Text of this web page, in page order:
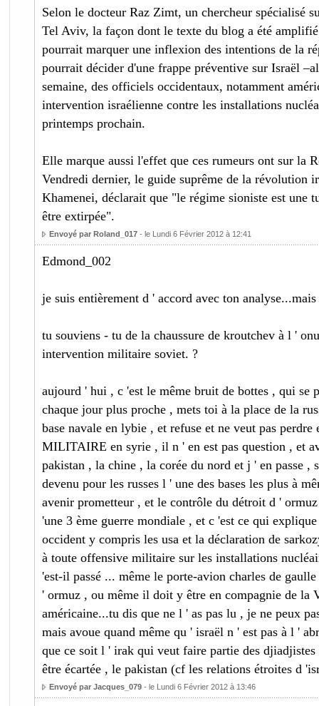
Selon le docteur Raz Zimt, un chercheur spécialisé
Tel Aviv, la façon dont le texte du blog a été
pourrait marquer une inflexion des intentions de la
pourrait décider d'une frappe préventive sur Israël
semaine, des officiels occidentaux, notamment
intervention israélienne contre les installations
printemps prochain.
Elle marque aussi l'effet que ces rumeurs ont sur la
Vendredi dernier, le guide suprême de la révolution
Khamenei, déclarait que "le régime sioniste est une
être extirpée".
Envoyé par Roland_017- le Lundi 6 Février 2012 à 12:41
Edmond_002
je suis entièrement d ' accord avec ton
tu souviens - tu de la chaussure de kroutchev à l '
intervention militaire soviet. ?
aujourd ' hui , c 'est le même bruit de bottes , qui se
chaque jour plus proche , mets toi à la place de la
base navale en lybie , et refuse et ne veut pas perdre
MILITAIRE en syrie , il n ' en est pas question , et
pakistan , la chine , la corée du nord et j ' en passe ,
devenu pour les russes l ' une des bases les plus à
avenir prometteur , et le contrôle du détroit d '
'une 3 ème guerre mondiale , et c 'est ce qui
occident y compris les usa et la déclaration de
à toute offensive militaire sur les installations
'est-il passé ... même le porte-avion charles de
' ormuz , ou même il doit y être en compagnie de la
américaine...tu dis que ne l ' as pas lu , je ne peux
mais avoue quand même qu ' israël n ' est pas à l '
que ce soit l ' irak qui veut faire partie des djiadjistes
être écartée , le pakistan (cf les relations étroites d
Envoyé par Jacques_079- le Lundi 6 Février 2012 à 13:46